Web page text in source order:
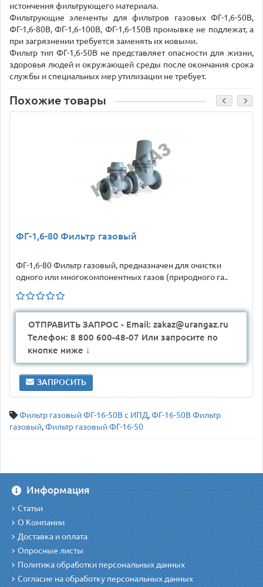
истончения фильтрующего материала.
Фильтрующие элементы для фильтров газовых ФГ-1,6-50В,
ФГ-1,6-80В, ФГ-1,6-100В, ФГ-1,6-150В промывке не подлежат, а
при загрязнении требуется заменять их новыми.
Фильтр тип ФГ-1,6-50В не представляет опасности для жизни,
здоровья людей и окружающей среды после окончания срока
службы и специальных мер утилизации не требует.
Похожие товары
ФГ-1,6-80 Фильтр газовый
ФГ-1,6-80 Фильтр газовый, предназначен для очистки
одного или многокомпонентных газов (природного га..
ОТПРАВИТЬ ЗАПРОС - Email: zakaz@urangaz.ru
Телефон: 8 800 600-48-07 Или запросите по
кнопке ниже ↓
ЗАПРОСИТЬ
Фильтр газовый ФГ-16-50В с ИПД,ФГ-16-50В Фильтр
газовый,Фильтр газовый ФГ-16-50
Информация
Статьи
О Компании
Доставка и оплата
Опросные листы
Политика обработки персональных данных
Согласие на обработку персональных данных